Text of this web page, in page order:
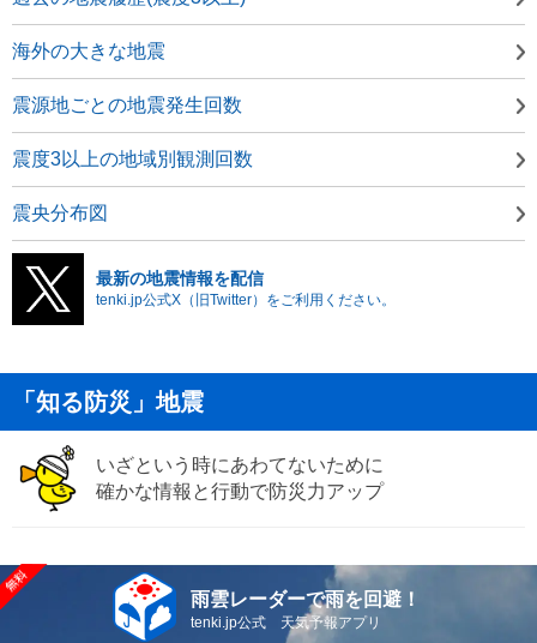
海外の大きな地震
震源地ごとの地震発生回数
震度3以上の地域別観測回数
震央分布図
最新の地震情報を配信
tenki.jp公式X（旧Twitter）をご利用ください。
「知る防災」地震
いざという時にあわてないために
確かな情報と行動で防災力アップ
雨雲レーダーで雨を回避！
tenki.jp公式 天気予報アプリ